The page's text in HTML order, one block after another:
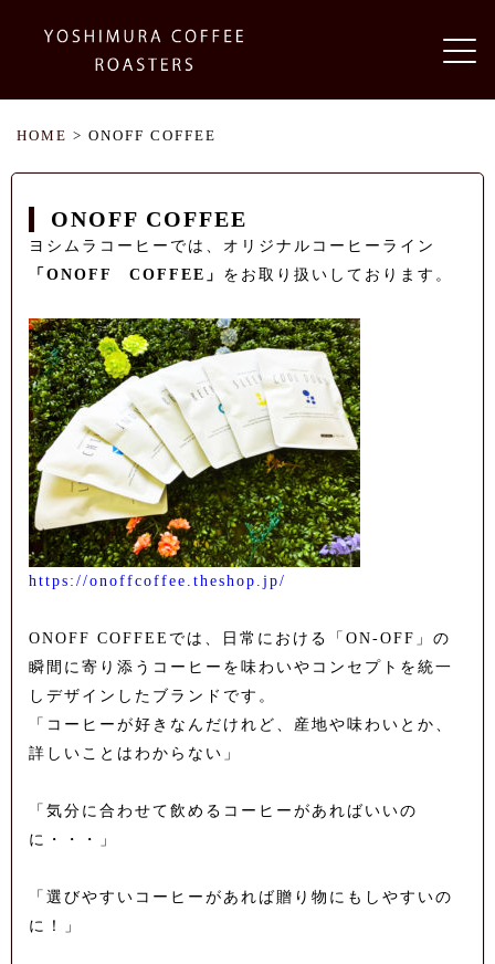
HOME > ONOFF COFFEE
ONOFF COFFEE
ヨシムラコーヒーでは、オリジナルコーヒーライン
「ONOFF COFFEE」 をお取り扱いしております。
https://onoffcoffee.theshop.jp/
ONOFF COFFEEでは、日常における「ON-OFF」の
瞬間に寄り添うコーヒーを味わいやコンセプトを統一
しデザインしたブランドです。
「コーヒーが好きなんだけれど、産地や味わいとか、
詳しいことはわからない」
「気分に合わせて飲めるコーヒーがあればいいの
に・・・」
「選びやすいコーヒーがあれば贈り物にもしやすいの
に！」